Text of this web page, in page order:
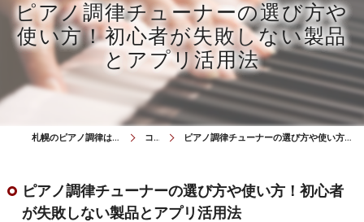
ピアノ調律チューナーの選び方や
使い方！初心者が失敗しない製品
とアプリ活用法
札幌のピアノ調律は井上ピアノ調律事務所 コラム ピアノ調律チューナーの選び方や使い方！初心者が失敗しない製品とアプリ活用法
ピアノ調律チューナーの選び方や使い方！初心者
が失敗しない製品とアプリ活用法